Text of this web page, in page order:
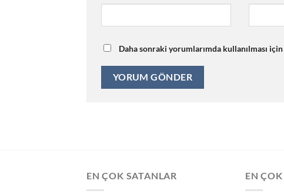
Daha sonraki yorumlarımda kullanılması
EN ÇOK SATANLAR EN